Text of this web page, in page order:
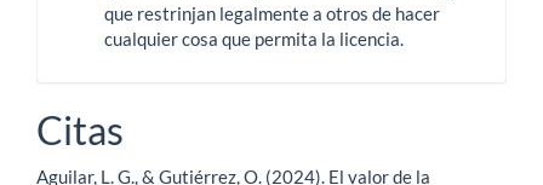
que restrinjan legalmente a otros de hacer
cualquier cosa que permita la licencia.
Citas
Aguilar, L. G., & Gutiérrez, O. (2024). El valor de la